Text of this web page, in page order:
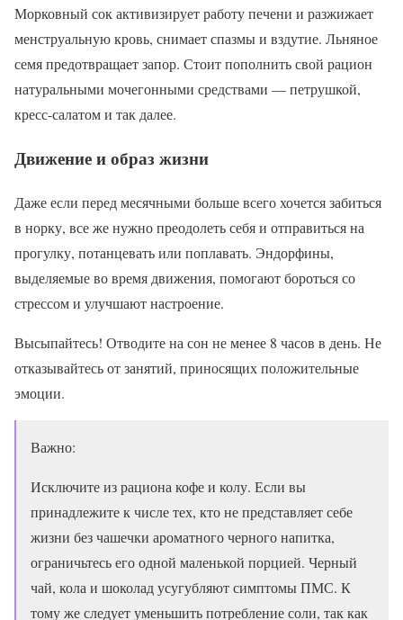
Морковный сок активизирует работу печени и разжижает
менструальную кровь, снимает спазмы и вздутие. Льняное
семя предотвращает запор. Стоит пополнить свой рацион
натуральными мочегонными средствами — петрушкой,
кресс-салатом и так далее.
Движение и образ жизни
Даже если перед месячными больше всего хочется забиться
в норку, все же нужно преодолеть себя и отправиться на
прогулку, потанцевать или поплавать. Эндорфины,
выделяемые во время движения, помогают бороться со
стрессом и улучшают настроение.
Высыпайтесь! Отводите на сон не менее 8 часов в день. Не
отказывайтесь от занятий, приносящих положительные
эмоции.
Важно:
Исключите из рациона кофе и колу. Если вы
принадлежите к числе тех, кто не представляет себе
жизни без чашечки ароматного черного напитка,
ограничьтесь его одной маленькой порцией. Черный
чай, кола и шоколад усугубляют симптомы ПМС. К
тому же следует уменьшить потребление соли, так как